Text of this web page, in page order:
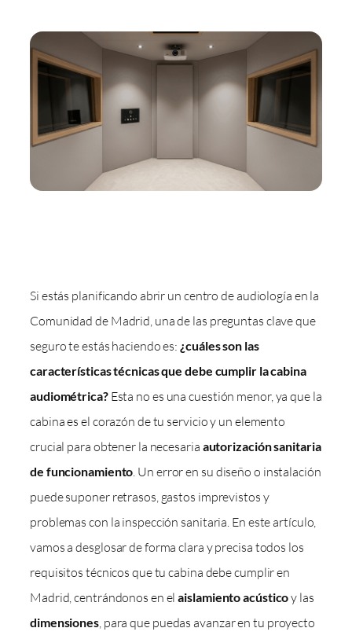
Si estás planificando abrir un centro de audiología en la
Comunidad de Madrid, una de las preguntas clave que
seguro te estás haciendo es:¿cuáles son las
características técnicas que debe cumplir la cabina
audiométrica?Esta no es una cuestión menor, ya que la
cabina es el corazón de tu servicio y un elemento
crucial para obtener la necesaria autorización sanitaria
de funcionamiento. Un error en su diseño o instalación
puede suponer retrasos, gastos imprevistos y
problemas con la inspección sanitaria. En este artículo,
vamos a desglosar de forma clara y precisa todos los
requisitos técnicos que tu cabina debe cumplir en
Madrid, centrándonos en elaislamiento acústicoy las
dimensiones, para que puedas avanzar en tu proyecto